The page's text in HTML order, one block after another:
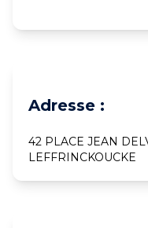
Adresse :
42 PLACE JEAN
LEFFRINCKOUCKE